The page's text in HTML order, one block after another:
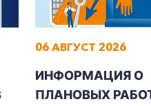
06 АВГУСТ 2026
ИНФОРМАЦИЯ О
ПЛАНОВЫХ